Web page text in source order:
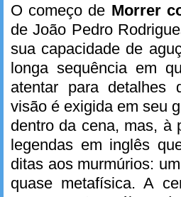
O começo de Morrer
de João Pedro
sua capacidade de
longa sequência em
atentar para detalhes
visão é exigida em seu
dentro da cena, mas, à
legendas em inglês
ditas aos murmúrios:
quase metafísica. A